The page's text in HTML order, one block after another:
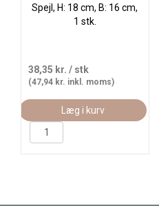
Spejl, H: 18 cm, B: 16 cm,
1 stk.
38,35 kr. / stk
(47,94 kr. inkl. moms)
Læg i kurv